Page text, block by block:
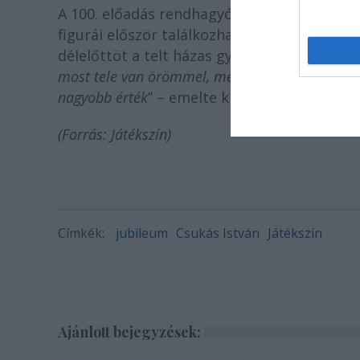
A 100. előadás rendhagyó fináléjában Süsü
figurái először találkozhattak egymással
délelőttöt a telt házas gyerekközönségnek. „
most tele van örömmel, mert adtunk nektek,
nagyobb érték” – emelte ki
(Forrás: Játékszín)
Címkék: jubileum Csukás István Játékszín
Ajánlott bejegyzések: